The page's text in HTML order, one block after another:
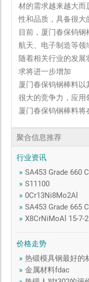
材的需求越来越大而
性和品质，具备很大
目前，厦门春保钨
航天、电子制造等领
随着相关行业的发
求将进一步增加
厦门春保钨钢棒料
很大的竞争力，应用
厦门春保钨钢棒料
聚合信息推荐
行业资讯
» SA453 Grade 660
» S11100
» 0Cr13Ni8Mo2Al
» SA453 Grade 665
» X8CrNiMoAl 15-7-2
价格走势
» 热锻模具钢最好的
» 金属材料fdac